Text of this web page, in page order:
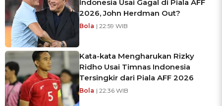
Indonesia Usai Gagal di Piala AFF
2026, John Herdman Out?
Bola | 22:59 WIB
Kata-kata Mengharukan Rizky
Ridho Usai Timnas Indonesia
Tersingkir dari Piala AFF 2026
Bola | 22:36 WIB